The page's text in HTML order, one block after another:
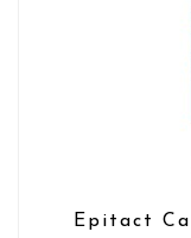
Epitact